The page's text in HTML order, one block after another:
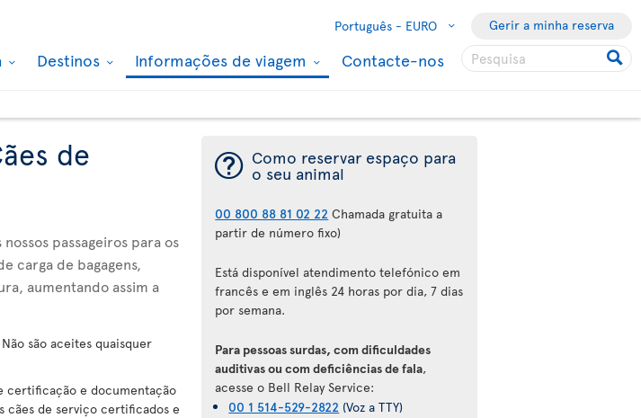
Português - EURO Gerir a minha reserva
Destinos Informações de viagem Contacte-nos
de
passageiros para os
carga de bagagens,
aumentando assim a
são aceites quaisquer
certificação e documentação
cães de serviço certificados e
¯ Como reservar espaço para
o seu animal
00 800 88 81 02 22 Chamada gratuita a
partir de número fixo)
Está disponível atendimento telefónico em
francês e em inglês 24 horas por dia, 7 dias
por semana.
Para pessoas surdas, com dificuldades
auditivas ou com deficiências de fala,
acesse o Bell Relay Service:
00 1 514-529-2822 (Voz a TTY)